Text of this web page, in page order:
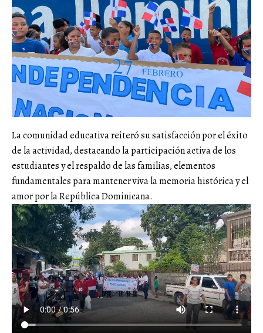
La comunidad educativa reiteró su satisfacción por el éxito
de la actividad, destacando la participación activa de los
estudiantes y el respaldo de las familias, elementos
fundamentales para mantener viva la memoria histórica y el
amor por la República Dominicana.